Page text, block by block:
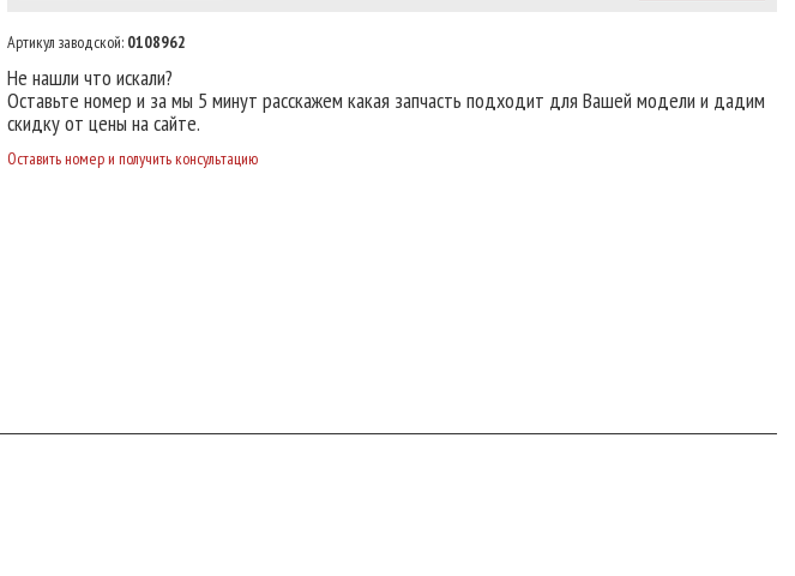
Артикул заводской: 0108962
Не нашли что искали?
Оставьте номер и за мы 5 минут расскажем какая запчасть подходит для Вашей модели и дадим
скидку от цены на сайте.
Оставить номер и получить консультацию